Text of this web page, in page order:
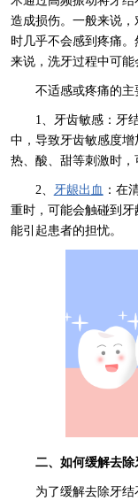
造成损伤。一般来说
时几乎不会感到疼痛
来说，洗牙过程中可能
不适感或疼痛的主
1、牙齿敏感：牙
中，导致牙齿敏感度增
热、酸、甜等刺激时，
2、 牙龈出血 ：在
重时，可能会触碰到
能引起患者的担忧。
二、如何缓解去
为了缓解去除牙